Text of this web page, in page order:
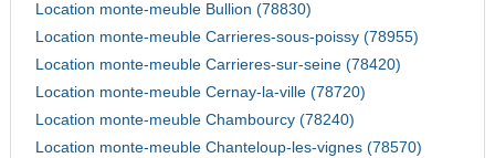
Location monte-meuble Bullion (78830)
Location monte-meuble Carrieres-sous-poissy (78955)
Location monte-meuble Carrieres-sur-seine (78420)
Location monte-meuble Cernay-la-ville (78720)
Location monte-meuble Chambourcy (78240)
Location monte-meuble Chanteloup-les-vignes (78570)